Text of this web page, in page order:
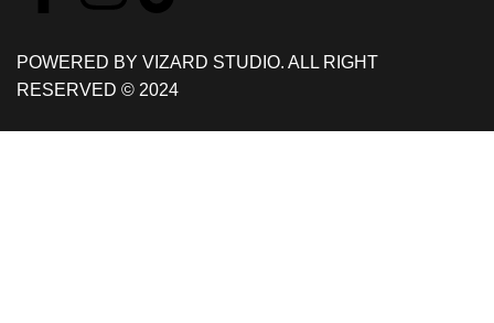
POWERED BY VIZARD STUDIO. ALL RIGHT
RESERVED © 2024